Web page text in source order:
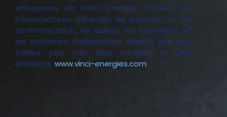
entreprises de VINCI Energies rendent les
infrastructures d’énergie, de transport et de
communication, les usines, les bâtiments et
les systèmes d’information chaque jour plus
fiables, plus sûrs, plus durables et plus
efficients. www.vinci-energies.com